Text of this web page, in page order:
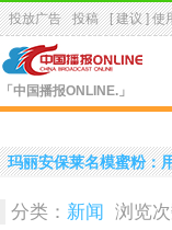
投放广告 投稿 [ 建议 ] 使
「中国播报ONLINE.」
玛丽安保莱名模蜜粉：
分类： 新闻 浏览次